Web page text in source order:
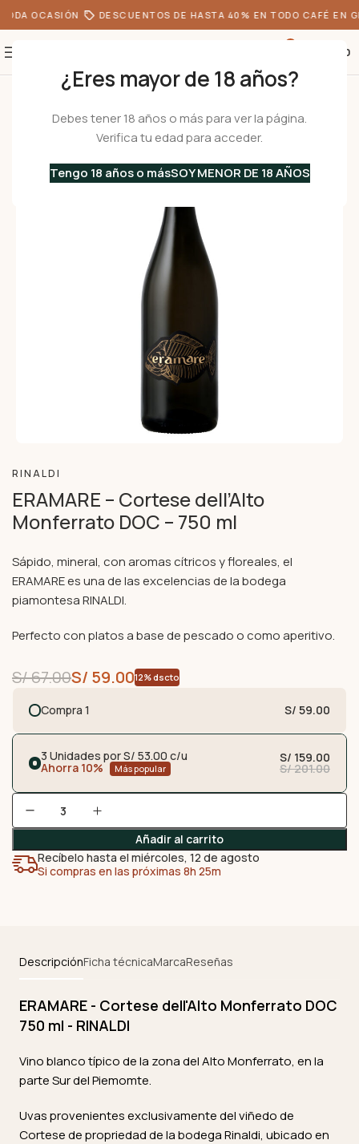
¿Eres mayor de 18 años?
Debes tener 18 años o más para ver la página.
Verifica tu edad para acceder.
Tengo 18 años o másSOY MENOR DE 18 AÑOS
OCASIÓN DESCUENTOS DE HASTA 40% EN TODO CAFÉ EN
0.00
Vinos Blancos
RINALDI
ERAMARE – Cortese dell’Alto
Monferrato DOC – 750 ml
Sápido, mineral, con aromas cítricos y floreales, el
ERAMARE es una de las excelencias de la bodega
piamontesa RINALDI.
Perfecto con platos a base de pescado o como aperitivo.
S/67.00S/ 59.0012% dscto
Compra 1 S/ 59.00
3 Unidades por S/ 53.00 c/u
Ahorra 10% Más popular
S/ 159.00
S/ 201.00
Añadir al carrito
Recíbelo hasta el miércoles, 12 de agosto
Si compras en las próximas 8h 25m
DescripciónFicha técnicaMarcaReseñas
ERAMARE - Cortese dell'Alto Monferrato DOC
750 ml - RINALDI
Vino blanco típico de la zona del Alto Monferrato, en la
parte Sur del Piemomte.
Uvas provenientes exclusivamente del viñedo de
Cortese de propriedad de la bodega Rinaldi, ubicado en